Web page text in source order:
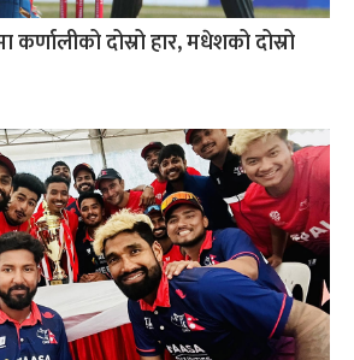
दोस्रो हार, मधेशको दोस्रो